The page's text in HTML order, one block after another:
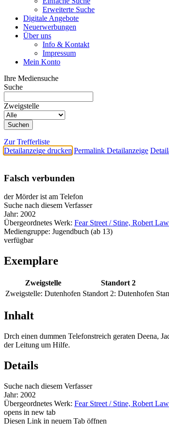
Erweiterte Suche
Digitale Angebote
Neuerwerbungen
Über uns
Info & Kontakt
Impressum
Mein Konto
Ihre Mediensuche
Suche
Zweigstelle
Zur Trefferliste
Detailanzeige drucken Permalink Detailanzeige
Falsch verbunden
der Mörder ist am Telefon
Suche nach diesem Verfasser
Jahr: 2002
Übergeordnetes Werk: Fear Street / Stine, Robert
Mediengruppe: Jugendbuch (ab 13)
verfügbar
Exemplare
Zweigstelle Standort 2
Zweigstelle: Dutenhofen Standort 2: Dutenhofen
Inhalt
Drch einen dummen Telefonstreich geraten Deena,
der Leitung um Hilfe.
Details
Suche nach diesem Verfasser
Jahr: 2002
Übergeordnetes Werk: Fear Street / Stine, Robert
opens in new tab
Diesen Link in neuem Tab öffnen